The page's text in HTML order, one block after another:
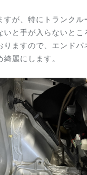
すが、特にトランクル
いと手が入らないとこ
りますので、エンドパ
麗にします。